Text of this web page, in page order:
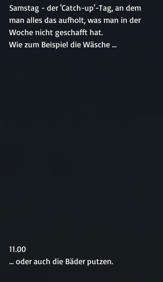
Samstag - der 'Catch-up'-Tag, an dem
man alles das aufholt, was man in der
Woche nicht geschafft hat.
Wie zum Beispiel die Wäsche ...
11.00
... oder auch die Bäder putzen.